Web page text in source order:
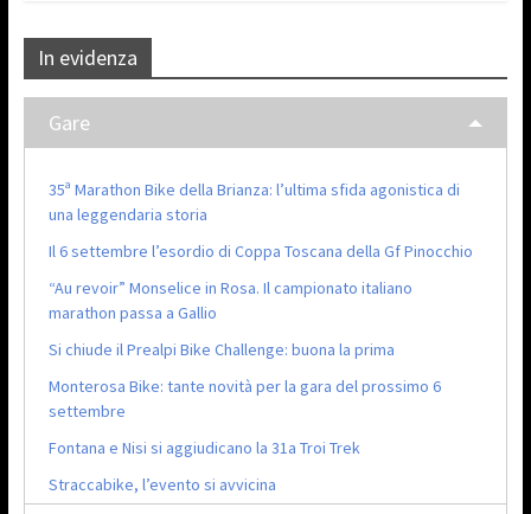
In evidenza
Gare
35ª Marathon Bike della Brianza: l’ultima sfida agonistica di
una leggendaria storia
Il 6 settembre l’esordio di Coppa Toscana della Gf Pinocchio
“Au revoir” Monselice in Rosa. Il campionato italiano
marathon passa a Gallio
Si chiude il Prealpi Bike Challenge: buona la prima
Monterosa Bike: tante novità per la gara del prossimo 6
settembre
Fontana e Nisi si aggiudicano la 31a Troi Trek
Straccabike, l’evento si avvicina